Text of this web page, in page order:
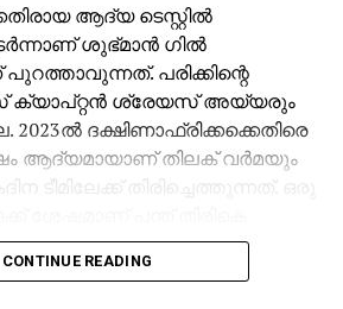
ആദ്യ ടെസ്റ്റിൽ
ശുഭ്മാൻ ഗിൽ
പരിക്കിന്റെ
ക്യാപ്റ്റൻ ശ്രേയസ് അയ്യരും
ദക്ഷിണാഫ്രിക്കക്കെതിരെ
ആദ്യമായാണ് തിലക് വർമയും
ടീമിലേക്ക് തിരിച്ചെത്തുന്നത്. ഒരു
CONTINUE READING